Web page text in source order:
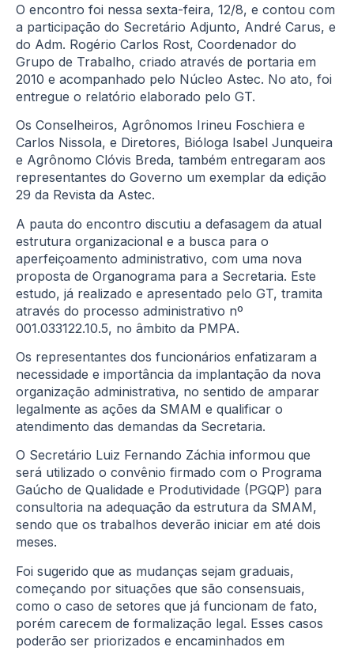
O encontro foi nessa sexta-feira, 12/8, e contou com
a participação do Secretário Adjunto, André Carus, e
do Adm. Rogério Carlos Rost, Coordenador do
Grupo de Trabalho, criado através de portaria em
2010 e acompanhado pelo Núcleo Astec. No ato, foi
entregue o relatório elaborado pelo GT.
Os Conselheiros, Agrônomos Irineu Foschiera e
Carlos Nissola, e Diretores, Bióloga Isabel Junqueira
e Agrônomo Clóvis Breda, também entregaram aos
representantes do Governo um exemplar da edição
29 da Revista da Astec.
A pauta do encontro discutiu a defasagem da atual
estrutura organizacional e a busca para o
aperfeiçoamento administrativo, com uma nova
proposta de Organograma para a Secretaria. Este
estudo, já realizado e apresentado pelo GT, tramita
através do processo administrativo nº
001.033122.10.5, no âmbito da PMPA.
Os representantes dos funcionários enfatizaram a
necessidade e importância da implantação da nova
organização administrativa, no sentido de amparar
legalmente as ações da SMAM e qualificar o
atendimento das demandas da Secretaria.
O Secretário Luiz Fernando Záchia informou que
será utilizado o convênio firmado com o Programa
Gaúcho de Qualidade e Produtividade (PGQP) para
consultoria na adequação da estrutura da SMAM,
sendo que os trabalhos deverão iniciar em até dois
meses.
Foi sugerido que as mudanças sejam graduais,
começando por situações que são consensuais,
como o caso de setores que já funcionam de fato,
porém carecem de formalização legal. Esses casos
poderão ser priorizados e encaminhados em